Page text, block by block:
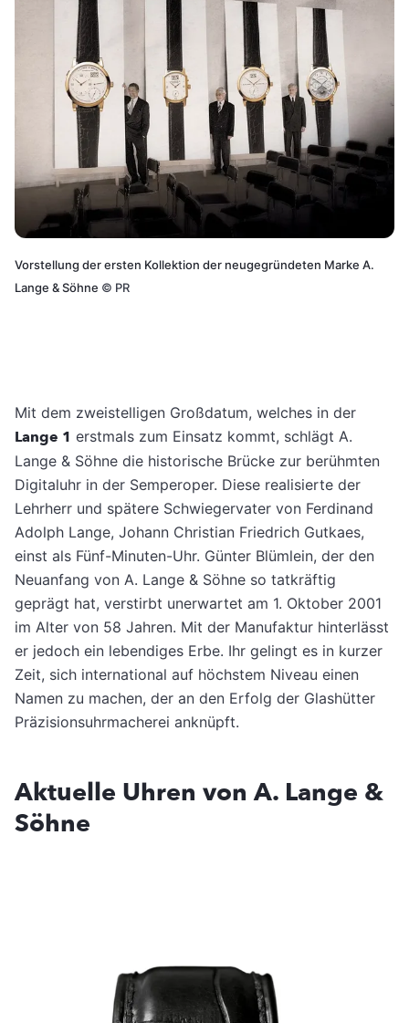
Vorstellung der ersten Kollektion der neugegründeten Marke A.
Lange & Söhne © PR
Mit dem zweistelligen Großdatum, welches in der
Lange 1 erstmals zum Einsatz kommt, schlägt A.
Lange & Söhne die historische Brücke zur berühmten
Digitaluhr in der Semperoper. Diese realisierte der
Lehrherr und spätere Schwiegervater von Ferdinand
Adolph Lange, Johann Christian Friedrich Gutkaes,
einst als Fünf-Minuten-Uhr. Günter Blümlein, der den
Neuanfang von A. Lange & Söhne so tatkräftig
geprägt hat, verstirbt unerwartet am 1. Oktober 2001
im Alter von 58 Jahren. Mit der Manufaktur hinterlässt
er jedoch ein lebendiges Erbe. Ihr gelingt es in kurzer
Zeit, sich international auf höchstem Niveau einen
Namen zu machen, der an den Erfolg der Glashütter
Präzisionsuhrmacherei anknüpft.
Aktuelle Uhren von A. Lange &
Söhne